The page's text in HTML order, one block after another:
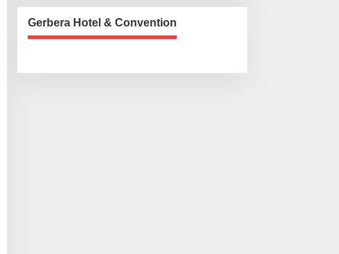
Gerbera Hotel & Convention